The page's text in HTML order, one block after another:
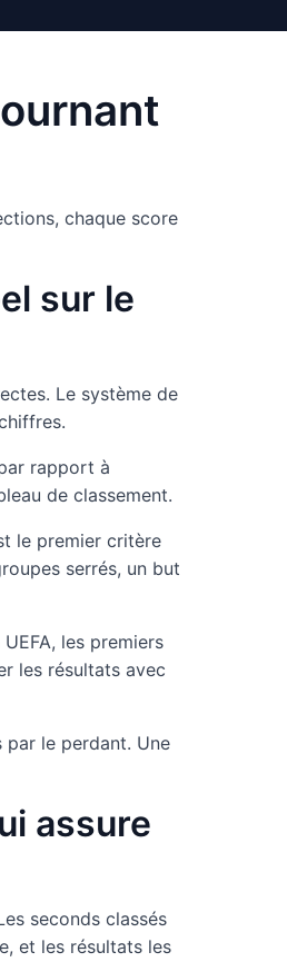
chaque score
sur le
Le système de
rapport à
de classement.
le premier critère
serrés, un but
les premiers
les résultats avec
le perdant. Une
assure
seconds classés
et les résultats les